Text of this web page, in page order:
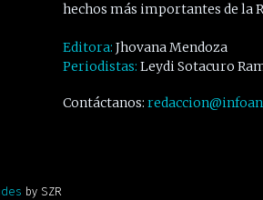
hechos más importantes de la
Editora: Jhovana Mendoza
Periodistas: Leydi Sotacuro
Contáctanos:
by SZR